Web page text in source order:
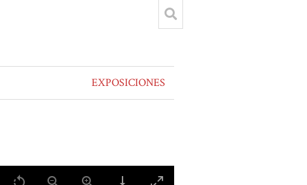
EXPOSICIONES